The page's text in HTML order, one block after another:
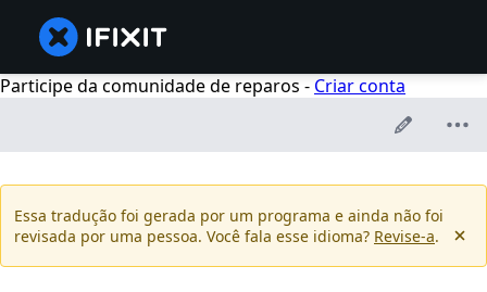
Participe da comunidade de reparos - Criar conta
Essa tradução foi gerada por um programa e ainda não foi
revisada por uma pessoa. Você fala esse idioma? Revise-a.